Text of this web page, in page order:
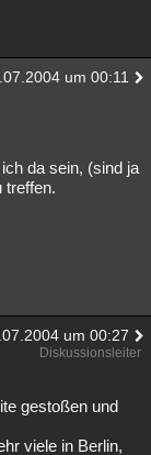
um 00:11
da sein, (sind ja
treffen.
um 00:27
Diskussionsleiter
gestoßen und
viele in Berlin,